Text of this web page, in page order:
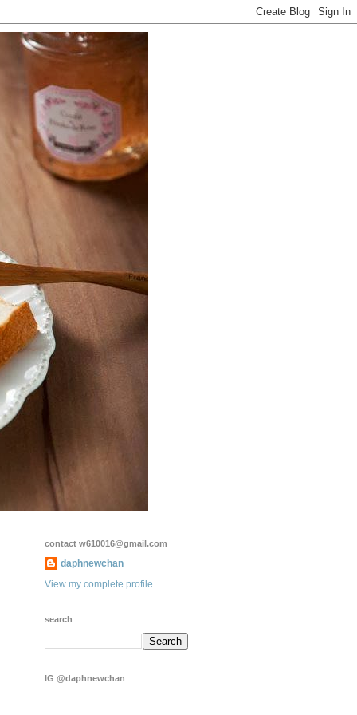
contact w610016@gmail.com
daphnewchan
View my complete profile
search
IG @daphnewchan